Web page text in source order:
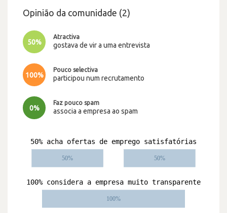
Opinião da comunidade (2)
50%
Atractiva
gostava de vir a uma entrevista
100%
Pouco selectiva
participou num recrutamento
0%
Faz pouco spam
associa a empresa ao spam